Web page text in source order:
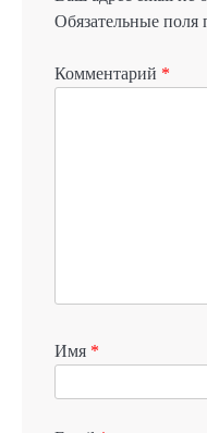
Обязательные поля
Комментарий *
Имя *